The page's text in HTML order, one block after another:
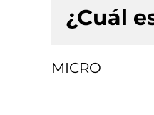
¿Cuál
MICRO